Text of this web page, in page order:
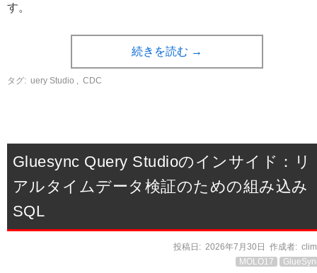
す。
続きを読む →
タグ: uery Studio CDC
Gluesync Query Studioのインサイド：リ
アルタイムデータ検証のための組み込み
SQL
投稿日: 2026年7月30日 作成者:
MOLO17